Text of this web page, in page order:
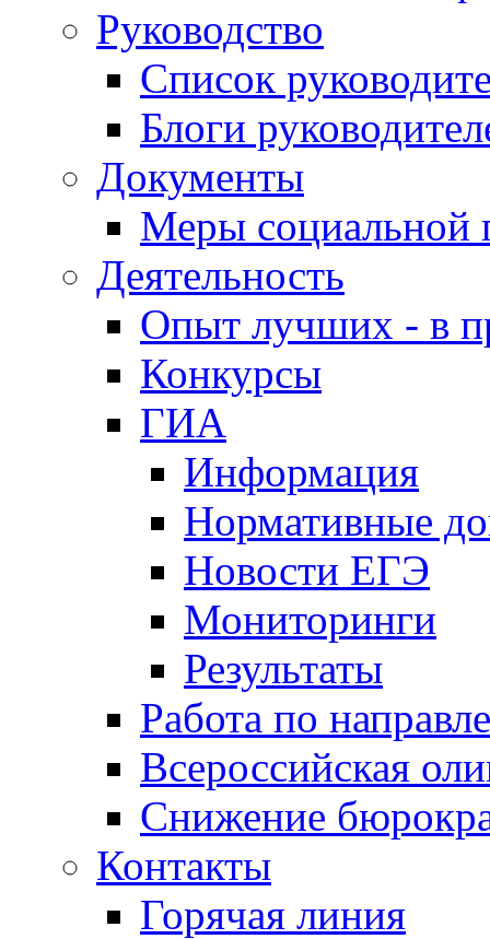
Руководство
Список
Блоги
Документы
Меры социальной
Деятельность
Опыт лучших - в
Конкурсы
ГИА
Информация
Нормативные
Новости ЕГЭ
Мониторинги
Результаты
Работа по
Всероссийская
Снижение
Контакты
Горячая линия